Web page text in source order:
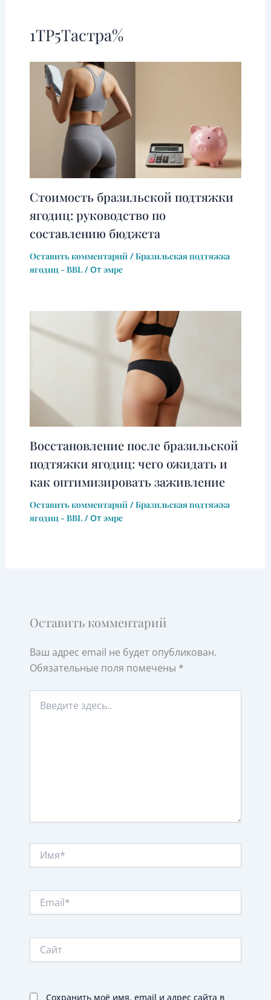
1TP5Тастра%
Стоимость бразильской подтяжки
ягодиц: руководство по
составлению бюджета
Оставить комментарий /Бразильская подтяжка
ягодиц - BBL/ От эмре
Восстановление после бразильской
подтяжки ягодиц: чего ожидать и
как оптимизировать заживление
Оставить комментарий /Бразильская подтяжка
ягодиц - BBL/ От эмре
Оставить комментарий
Ваш адрес email не будет опубликован.
Обязательные поля помечены *
здесь..
Сохранить моё имя, email и адрес сайта в